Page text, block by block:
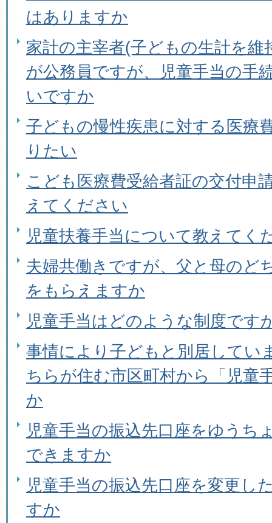
はありますか
家計の主宰者(子どもの生計を維
が公務員ですが、児童手当の手
いですか
子どもの慢性疾患に対する医療
りたい
こども医療費受給者証の交付申
えてください
児童扶養手当について教えてく
夫婦共働きですが、父と母のど
をもらえますか
児童手当はどのような制度です
事情により子どもと別居してい
ちらが住む市区町村から「児童
か
児童手当の振込先口座をゆうち
できますか
児童手当の振込先口座を変更し
すか